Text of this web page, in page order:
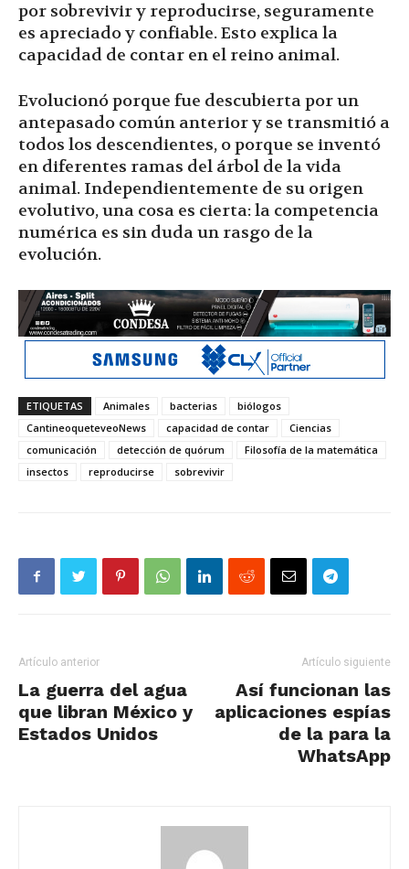
por sobrevivir y reproducirse, seguramente
es apreciado y confiable. Esto explica la
capacidad de contar en el reino animal.
Evolucionó porque fue descubierta por un
antepasado común anterior y se transmitió a
todos los descendientes, o porque se inventó
en diferentes ramas del árbol de la vida
animal. Independientemente de su origen
evolutivo, una cosa es cierta: la competencia
numérica es sin duda un rasgo de la
evolución.
ETIQUETAS Animales bacterias
biólogos
CantineoqueteveoNews
capacidad de contar
Ciencias
comunicación
detección de quórum
Filosofía de la matemática
insectos
reproducirse sobrevivir
Artículo anterior
La guerra del agua
que libran México y
Estados Unidos
Artículo siguiente
Así funcionan las
aplicaciones espías
de la para la
WhatsApp